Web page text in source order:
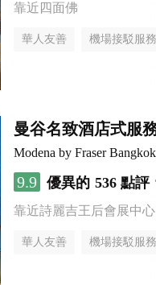
靠近四面佛
華人友善 機場接駁服務
曼谷名致酒店式服
Modena by Fraser Bangkok
9.9 優異的 536 點評
靠近詩麗吉王后會展中心
華人友善 機場接駁服務